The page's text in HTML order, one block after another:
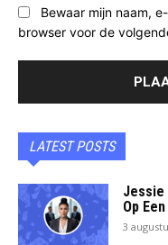
Bewaar mijn naam,
browser voor de
LATEST POSTS
Jessie
Op
3